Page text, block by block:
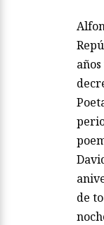
de